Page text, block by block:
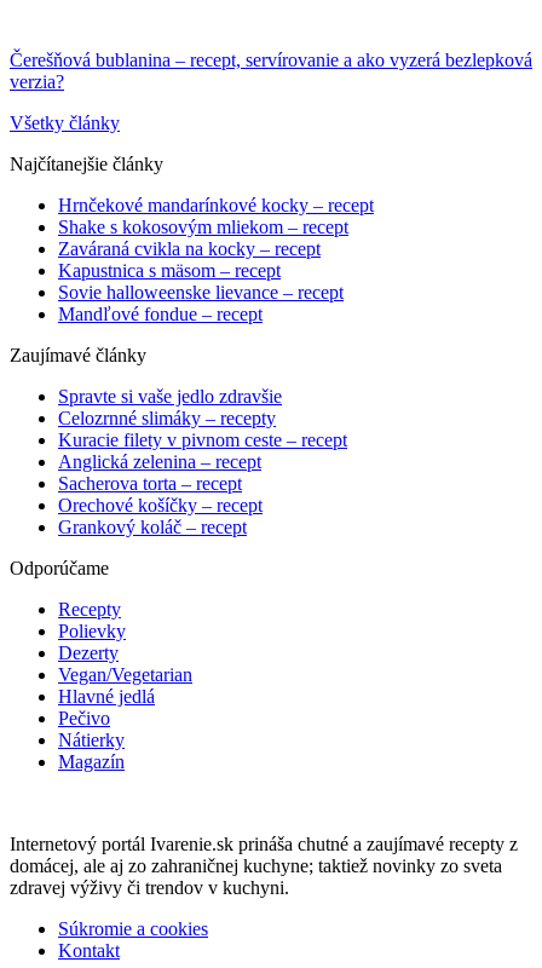
Čerešňová bublanina – recept, servírovanie a ako vyzerá bezlepková
verzia?
Všetky články
Najčítanejšie články
Hrnčekové mandarínkové kocky – recept
Shake s kokosovým mliekom – recept
Zaváraná cvikla na kocky – recept
Kapustnica s mäsom – recept
Sovie halloweenske lievance – recept
Mandľové fondue – recept
Zaujímavé články
Spravte si vaše jedlo zdravšie
Celozrnné slimáky – recepty
Kuracie filety v pivnom ceste – recept
Anglická zelenina – recept
Sacherova torta – recept
Orechové košíčky – recept
Grankový koláč – recept
Odporúčame
Recepty
Polievky
Dezerty
Vegan/Vegetarian
Hlavné jedlá
Pečivo
Nátierky
Magazín
Internetový portál Ivarenie.sk prináša chutné a zaujímavé recepty z
domácej, ale aj zo zahraničnej kuchyne; taktiež novinky zo sveta
zdravej výživy či trendov v kuchyni.
Súkromie a cookies
Kontakt